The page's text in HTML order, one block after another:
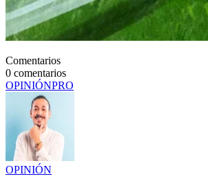
Comentarios
0 comentarios
OPINIÓNPRO
OPINIÓN